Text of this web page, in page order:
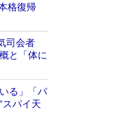
格復帰
司会者
と「体に
る」「パ
スパイ天